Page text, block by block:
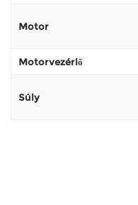
Motor
Motorvezérlő
Súly